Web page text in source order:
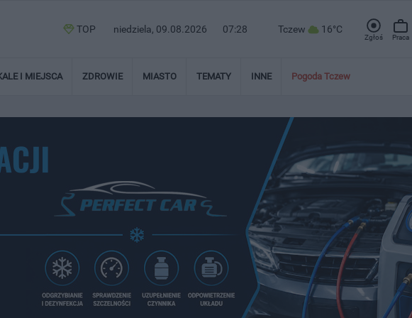
TOP niedziela, 09.08.2026 07:28 Tczew 16°C
Zgłoś Praca
I MIEJSCA ZDROWIE MIASTO TEMATY INNE Pogoda Tczew